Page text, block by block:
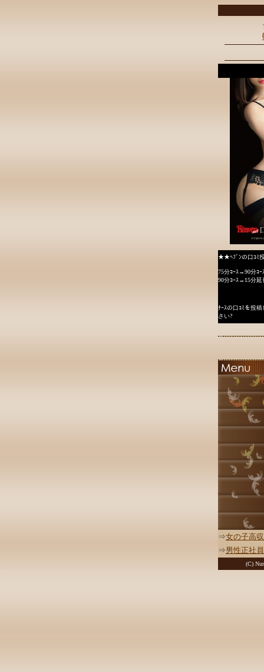
★★ﾍﾌﾞﾝの口ｺﾐ
75分ｺｰｽ→90分ｺｰ
90分ｺｰｽ→15分延
ﾅｰｽの口ｺﾐを投
さい?
⇒女の子高
⇒男性正社
(C)